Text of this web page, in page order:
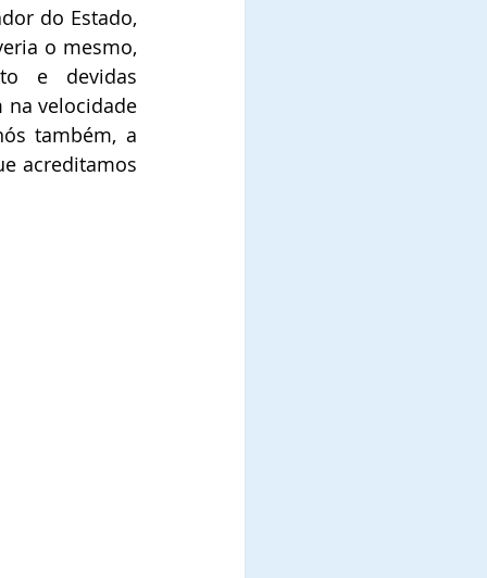
do Estado,
o mesmo,
e devidas
na velocidade
também, a
acreditamos